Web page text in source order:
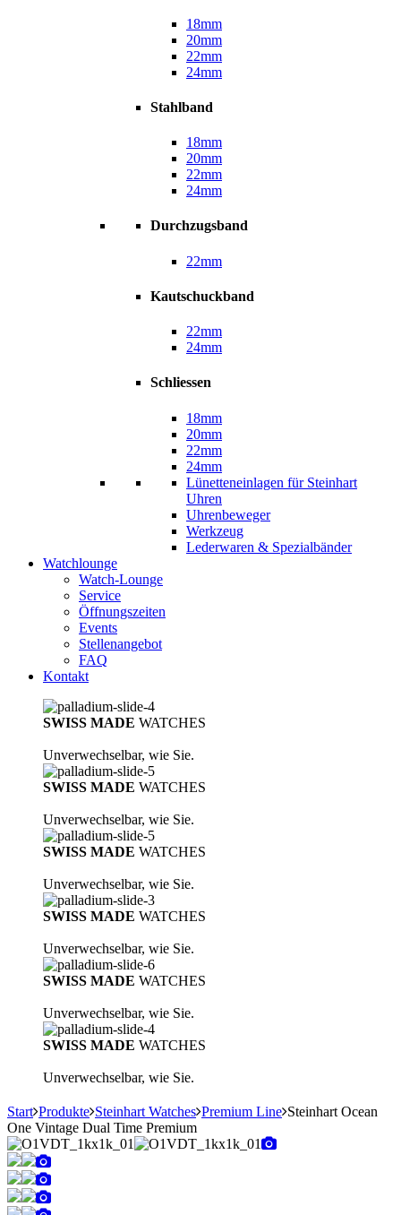
18mm
20mm
22mm
24mm
Stahlband
18mm
20mm
22mm
24mm
Durchzugsband
22mm
Kautschuckband
22mm
24mm
Schliessen
18mm
20mm
22mm
24mm
Lünetteneinlagen für Steinhart
Uhren
Uhrenbeweger
Werkzeug
Lederwaren & Spezialbänder
Watchlounge
Watch-Lounge
Service
Öffnungszeiten
Events
Stellenangebot
FAQ
Kontakt
SWISS MADE WATCHES
Unverwechselbar, wie Sie.
SWISS MADE WATCHES
Unverwechselbar, wie Sie.
SWISS MADE WATCHES
Unverwechselbar, wie Sie.
SWISS MADE WATCHES
Unverwechselbar, wie Sie.
SWISS MADE WATCHES
Unverwechselbar, wie Sie.
SWISS MADE WATCHES
Unverwechselbar, wie Sie.
Start Produkte Steinhart Watches Premium Line Steinhart Ocean
One Vintage Dual Time Premium